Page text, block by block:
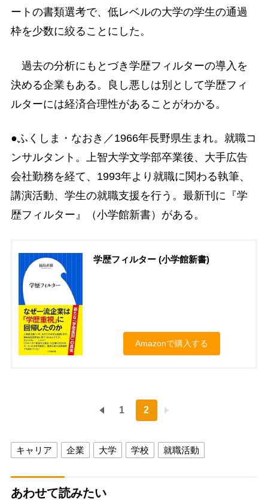
ートの書類選考で、低レベルの大学の学生の通過
枠を少数に絞ることにした。
過去の分析にもとづき学歴フィルターの導入を
決める企業もある。良し悪しは別として学歴フィ
ルターには経済合理性があることがわかる。
●ふくしま・なおき／1966年長野県生まれ。就職コ
ンサルタント。上智大学文学部卒業後、大手広告
会社勤務を経て、1993年より就職に関わる執筆、
講演活動、学生の就職支援を行う。最新刊に『学
歴フィルター』（小学館新書）がある。
学歴フィルター (小学館新書)
Amazonで購入する
1 2
キャリア 企業 大学 学校 就職活動
あわせて読みたい